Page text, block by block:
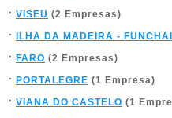
VISEU (2 Empresas)
ILHA DA MADEIRA -
FARO (2 Empresas)
PORTALEGRE (1 Empresa)
VIANA DO CASTELO (1